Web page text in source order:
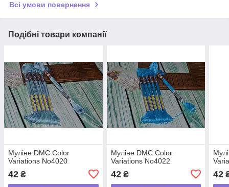
Всі умови повернення
Подібні товари компанії
Муліне DMC Color
Variations No4020
42 ₴
Муліне DMC Color
Variations No4022
42₴ 42